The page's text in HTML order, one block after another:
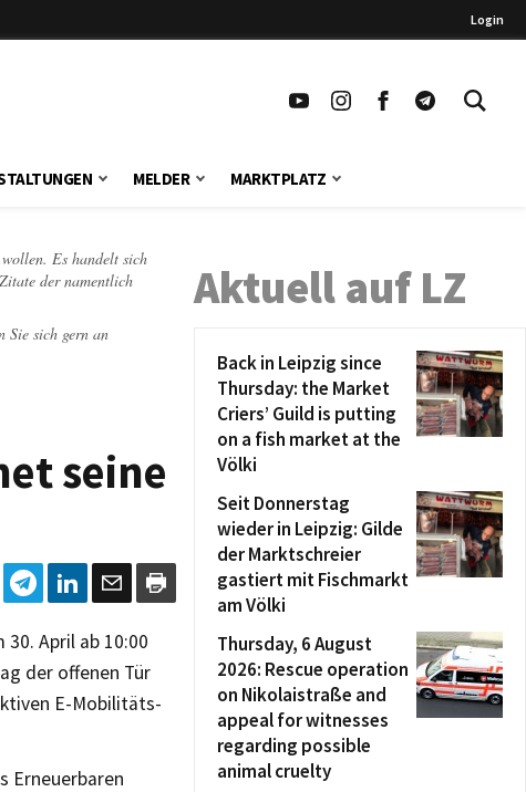
Login
MELDER MARKTPLATZ
Es handelt sich
der namentlich
Sie sich gern an
seine
30. April ab 10:00
der offenen Tür
E-Mobilitäts-
Erneuerbaren
Aktuell auf LZ
Back in Leipzig since
Thursday: the Market
Criers’ Guild is putting
on a fish market at the
Völki
Seit Donnerstag
wieder in Leipzig: Gilde
der Marktschreier
gastiert mit Fischmarkt
am Völki
Thursday, 6 August
2026: Rescue operation
on Nikolaistraße and
appeal for witnesses
regarding possible
animal cruelty